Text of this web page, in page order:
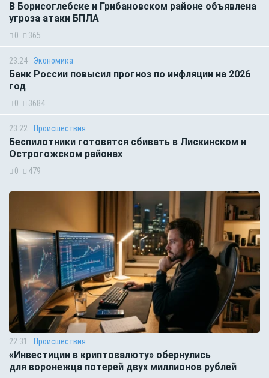
В Борисоглебске и Грибановском районе объявлена
угроза атаки БПЛА
0 365
23:24 Экономика
Банк России повысил прогноз по инфляции на 2026
год
0 3684
23:22 Происшествия
Беспилотники готовятся сбивать в Лискинском и
Острогожском районах
0 479
22:31 Происшествия
«Инвестиции в криптовалюту» обернулись
для воронежца потерей двух миллионов рублей